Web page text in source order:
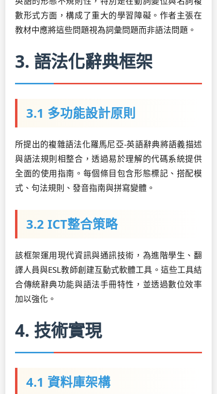
數形式方面，構成了重大的學習障礙。作者主張在
教材中應將這些問題視為詞彙問題而非語法問題。
3. 語法化辭典框架
3.1 多功能設計原則
所提出的複雜語法化羅馬尼亞-英語辭典將語義描述
與語法規則相整合，透過易於理解的代碼系統提供
全面的使用指南。每個條目包含形態標記、搭配模
式、句法規則、發音指南與拼寫變體。
3.2 ICT整合策略
該框架運用現代資訊與通訊技術，為進階學生、翻
譯人員與ESL教師創建互動式軟體工具。這些工具結
合傳統辭典功能與語法手冊特性，並透過數位效率
加以強化。
4. 技術實現
4.1 資料庫架構